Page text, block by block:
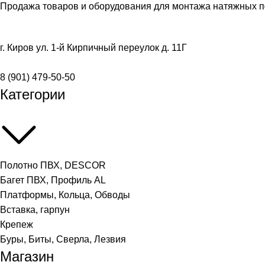
Продажа товаров и оборудования для монтажа натяжных
г. Киров ул. 1-й Кирпичный переулок д. 11Г
8 (901) 479-50-50
Категории
Полотно ПВХ, DESCOR
Багет ПВХ, Профиль AL
Платформы, Кольца, Обводы
Вставка, гарпун
Крепеж
Буры, Биты, Сверла, Лезвия
Магазин